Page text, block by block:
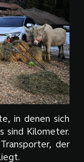
in denen sich
sind Kilometer.
der